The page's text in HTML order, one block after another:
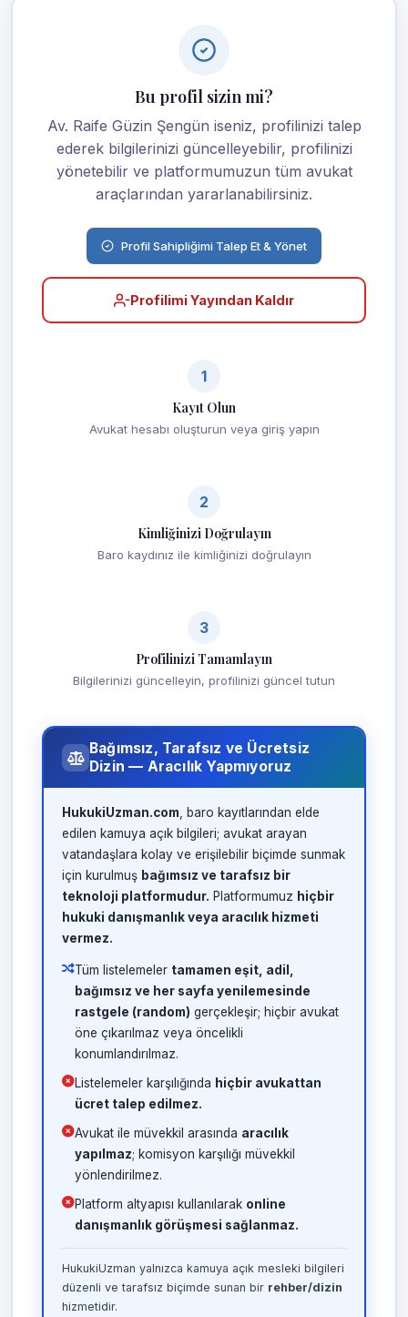
Bu profil sizin mi?
Av. Raife Güzin Şengün iseniz, profilinizi talep
ederek bilgilerinizi güncelleyebilir, profilinizi
yönetebilir ve platformumuzun tüm avukat
araçlarından yararlanabilirsiniz.
Profil Sahipliğimi Talep Et & Yönet
Profilimi Yayından Kaldır
1
Kayıt Olun
Avukat hesabı oluşturun veya giriş yapın
2
Kimliğinizi Doğrulayın
Baro kaydınız ile kimliğinizi doğrulayın
3
Profilinizi Tamamlayın
Bilgilerinizi güncelleyin, profilinizi güncel tutun
Bağımsız, Tarafsız ve Ücretsiz
Dizin — Aracılık Yapmıyoruz
HukukiUzman.com , baro kayıtlarından elde
edilen kamuya açık bilgileri; avukat arayan
vatandaşlara kolay ve erişilebilir biçimde sunmak
için kurulmuş bağımsız ve tarafsız bir
teknoloji platformudur. Platformumuz hiçbir
hukuki danışmanlık veya aracılık hizmeti
vermez.
Tüm listelemeler tamamen eşit, adil,
bağımsız ve her sayfa yenilemesinde
rastgele (random) gerçekleşir; hiçbir avukat
öne çıkarılmaz veya öncelikli
konumlandırılmaz.
Listelemeler karşılığında hiçbir avukattan
ücret talep edilmez.
Avukat ile müvekkil arasında aracılık
yapılmaz; komisyon karşılığı müvekkil
yönlendirilmez.
Platform altyapısı kullanılarak online
danışmanlık görüşmesi sağlanmaz.
HukukiUzman yalnızca kamuya açık mesleki bilgileri
düzenli ve tarafsız biçimde sunan bir rehber/dizin
hizmetidir.